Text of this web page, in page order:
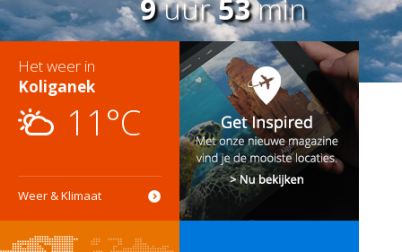
9uur53min
Het weer in
Koliganek
11°C
Weer & Klimaat